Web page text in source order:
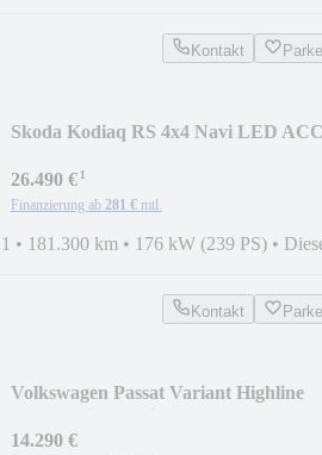
Kontakt
Skoda Kodiaq RS 4x4 Navi LED
26.490 €¹
Finanzierung ab 281 € mtl.
• 181.300 km • 176 kW (239 PS) •
Kontakt
Volkswagen Passat Variant Highline
14.290 €